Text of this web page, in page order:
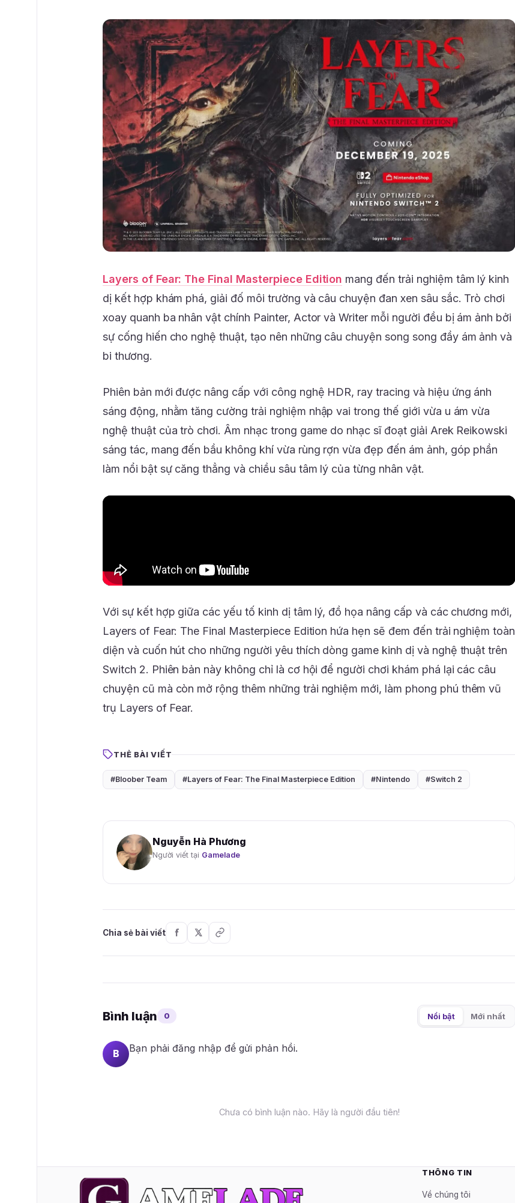
Layers of Fear: The Final Masterpiece Edition mang đến trải nghiệm tâm lý kinh
dị kết hợp khám phá, giải đố môi trường và câu chuyện đan xen sâu sắc. Trò chơi
xoay quanh ba nhân vật chính Painter, Actor và Writer mỗi người đều bị ám ảnh bởi
sự cống hiến cho nghệ thuật, tạo nên những câu chuyện song song đầy ám ảnh và
bi thương.
Phiên bản mới được nâng cấp với công nghệ HDR, ray tracing và hiệu ứng ánh
sáng động, nhằm tăng cường trải nghiệm nhập vai trong thế giới vừa u ám vừa
nghệ thuật của trò chơi. Âm nhạc trong game do nhạc sĩ đoạt giải Arek Reikowski
sáng tác, mang đến bầu không khí vừa rùng rợn vừa đẹp đến ám ảnh, góp phần
làm nổi bật sự căng thẳng và chiều sâu tâm lý của từng nhân vật.
Với sự kết hợp giữa các yếu tố kinh dị tâm lý, đồ họa nâng cấp và các chương mới,
Layers of Fear: The Final Masterpiece Edition hứa hẹn sẽ đem đến trải nghiệm toàn
diện và cuốn hút cho những người yêu thích dòng game kinh dị và nghệ thuật trên
Switch 2. Phiên bản này không chỉ là cơ hội để người chơi khám phá lại các câu
chuyện cũ mà còn mở rộng thêm những trải nghiệm mới, làm phong phú thêm vũ
trụ Layers of Fear.
THẺ BÀI VIẾT
#Bloober Team #Layers of Fear: The Final Masterpiece Edition #Nintendo #Switch 2
Nguyễn Hà Phương
Người viết tại Gamelade
Chia sẻ bài viết
Bình luận 0 Nổi bật Mới nhất
B Bạn phải đăng nhập để gửi phản hồi.
Chưa có bình luận nào. Hãy là người đầu tiên!
THÔNG TIN
Về chúng tôi